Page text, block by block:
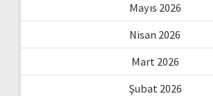
Mayıs 2026
Nisan 2026
Mart 2026
Şubat 2026